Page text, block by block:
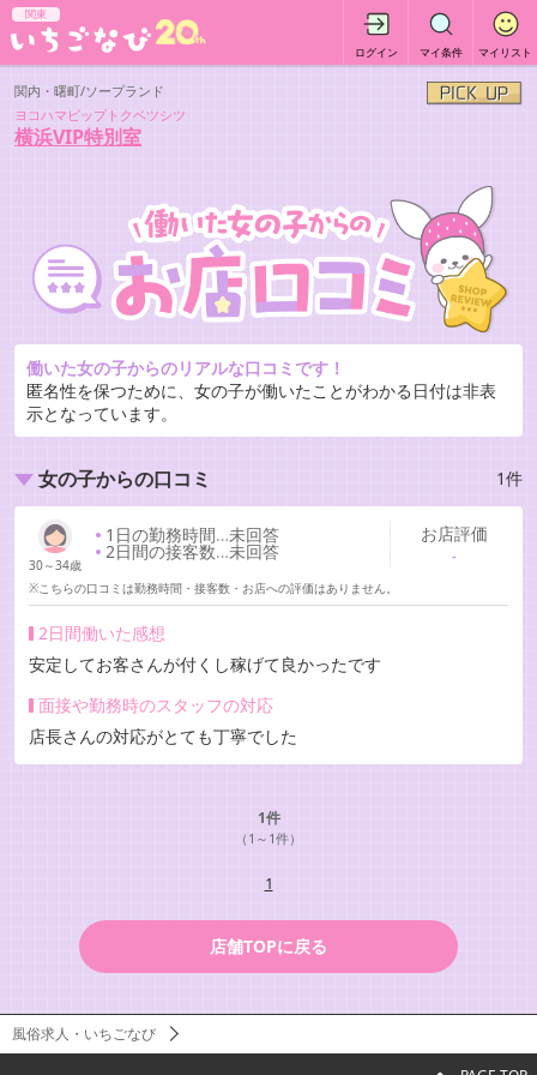
関東
ログイン マイ条件 マイリスト
関内・曙町/ソープランド
ヨコハマビップトクベツシツ
横浜VIP特別室
働いた女の子からのリアルな口コミです！
匿名性を保つために、女の子が働いたことがわかる日付は非表
示となっています。
女の子からの口コミ 1件
30～34歳
1日の勤務時間…未回答
2日間の接客数…未回答
お店評価
-
※こちらの口コミは勤務時間・接客数・お店への評価はありません。
2日間働いた感想
安定してお客さんが付くし稼げて良かったです
面接や勤務時のスタッフの対応
店長さんの対応がとても丁寧でした
1件
（1～1件）
1
店舗TOPに戻る
風俗求人・いちごなび